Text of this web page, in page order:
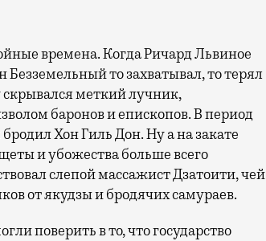
то захватывал, то терял
меткий лучник,
баронов и епископов. В период
Хон Гиль Дон. Ну а на закате
и убожества больше всего
слепой массажист Дзатоити, чей
от якудзы и бродячих самураев.
поверить в то, что государство